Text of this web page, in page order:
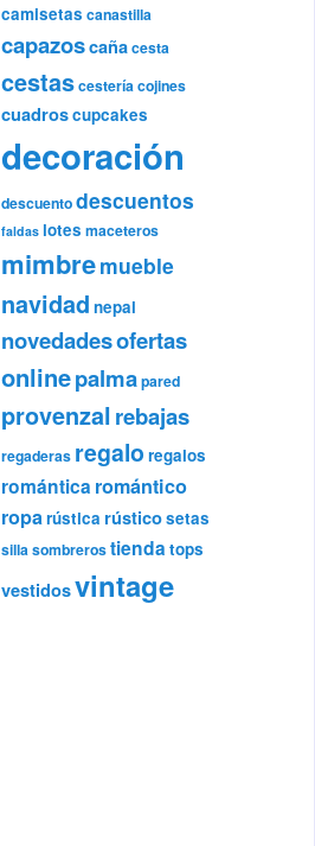
camisetas canastilla
capazoscañacesta
cestascesteríacojines
cuadroscupcakes
decoración
descuentodescuentos
faldas lotes maceteros
mimbremueble
navidad nepal
novedadesofertas
onlinepalmapared
provenzalrebajas
regaderas regalo regalos
romántica romántico
roparústica rústicosetas
sillasombrerostienda tops
vestidosvintage